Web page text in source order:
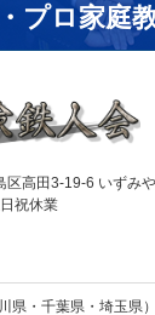
区高田3-19-6 いずみ
祝休業
県・千葉県・埼玉県
プロ家庭